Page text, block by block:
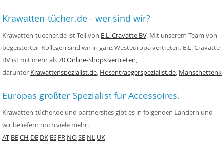
Krawatten-tücher.de - wer sind wir?
Krawatten-tuecher.de ist Teil von E.L. Cravatte BV. Mit unserem Team von
begeisterten Kollegen sind wir in ganz Westeuropa vertreten. E.L. Cravatte
BV ist mit mehr als70 Online-Shops vertreten
darunter Krawattenspezialist.de Hosentraegerspezialist.de
Europas größter Spezialist für Accessoires.
Krawatten-tücher.de und partnersites gibt es in folgenden Ländern und
wir beliefern noch viele mehr.
AT BECH DE DK ES FR NOSE NL UK